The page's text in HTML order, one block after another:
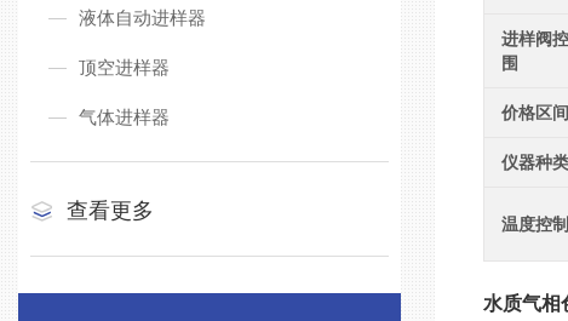
液体自动进样器
顶空进样器
气体进样器
查看更多
进样阀
围
价格区间
仪器种类
温度控
水质气相